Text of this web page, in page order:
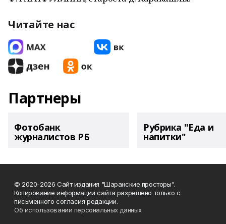
Читайте нас
Партнеры
Фотобанк
журналистов РБ
Рубрика "Еда и
напитки"
© 2020-2026 Сайт издания "Шаранские просторы".
Копирование информации сайта разрешено только с
письменного согласия редакции.
Об использовании персональных данных